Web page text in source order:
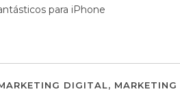
para iPhone
DIGITAL,